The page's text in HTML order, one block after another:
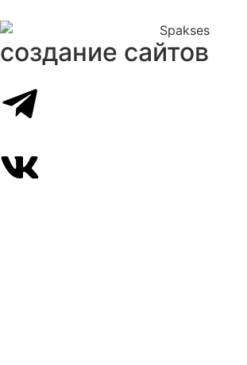
создание сайтов